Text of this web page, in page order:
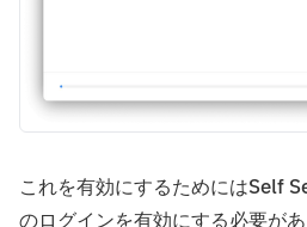
これを有効にするためにはSelf
のログインを有効にする必要が